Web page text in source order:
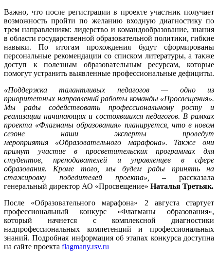
Важно, что после регистрации в проекте участник получает
возможность пройти по желанию входную диагностику по
трем направлениям: лидерство и командообразование, знания
в области государственной образовательной политики, гибкие
навыки. По итогам прохождения будут сформированы
персональные рекомендации со списком литературы, а также
доступ к полезным образовательным ресурсам, которые
помогут устранить выявленные профессиональные дефициты.
«Поддержка талантливых педагогов — одно из
приоритетных направлений работы команды «Просвещения».
Мы рады содействовать профессиональному росту и
реализации начинающих и состоявшихся педагогов. В рамках
проекта «Флагманы образования» планируется, что в новом
сезоне наши эксперты проведут
мероприятия «Образовательного марафона». Также они
примут участие в просветительских программах для
студентов, преподавателей и управленцев в сфере
образования. Кроме того, мы будем рады принять на
стажировку победителей проекта»,
– рассказала
генеральный директор АО «Просвещение» Наталья Третьяк.
После «Образовательного марафона» 2 августа стартует
профессиональный конкурс «Флагманы образования»,
который начнется с комплексной диагностики
надпрофессиональных компетенций и профессиональных
знаний. Подробная информация об этапах конкурса доступна
на сайте проекта flagmany.rsv.ru